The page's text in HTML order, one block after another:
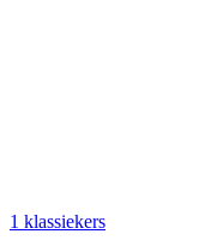
1 klassiekers